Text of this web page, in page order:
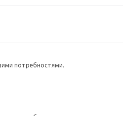
потребностями.